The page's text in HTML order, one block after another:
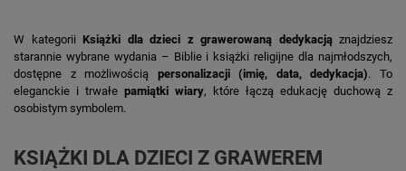
W kategorii Książki dla dzieci z grawerowaną dedykacjąznajdziesz
starannie wybrane wydania – Biblie i książki religijne dla najmłodszych,
dostępne z możliwością personalizacji (imię, data, dedykacja). To
eleganckie i trwałe pamiątki wiary, które łączą edukację duchową z
osobistym symbolem.
KSIĄŻKI DLA DZIECI Z GRAWEREM